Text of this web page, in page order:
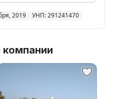
2019 УНП: 291241470